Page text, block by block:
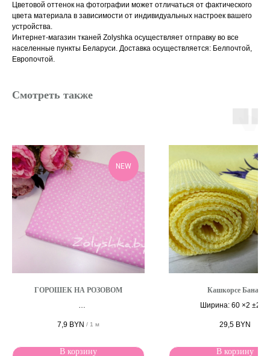
Цветовой оттенок на фотографии может отличаться от фактического
цвета материала в зависимости от индивидуальных настроек вашего
устройства.
Интернет-магазин тканей Zolyshka осуществляет отправку во все
населенные пункты Беларуси. Доставка осуществляется: Белпочтой,
Европочтой.
Смотреть также
NEW
ГОРОШЕК НА РОЗОВОМ
7,9 BYN / 1 м
В корзину
Кашкорсе Банан
Ширина: 60 ×2 ±2 см
29,5 BYN
В корзину